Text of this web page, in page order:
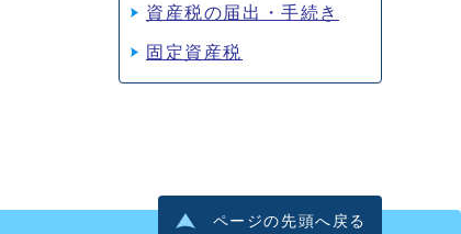
資産税の届出・手続き
固定資産税
ページの先頭へ戻る